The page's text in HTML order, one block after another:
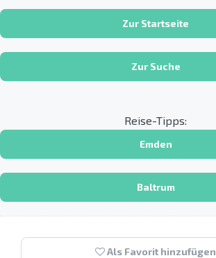
Zur Startseite
Zur Suche
Reise-Tipps:
Emden
Baltrum
Als Favorit hinzufügen